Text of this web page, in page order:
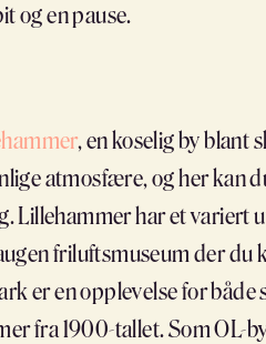
og en pause.
, en koselig by blant
atmosfære, og her kan
har et variert
friluftsmuseum der du
er en opplevelse for
fra 1900-tallet. Som OL-